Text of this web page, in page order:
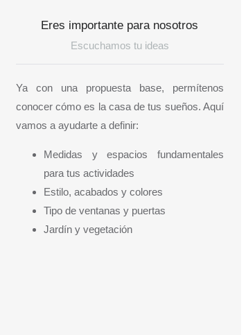
Eres importante para nosotros
Escuchamos tu ideas
Ya con una propuesta base, permítenos
conocer cómo es la casa de tus sueños. Aquí
vamos a ayudarte a definir:
Medidas y espacios fundamentales
para tus actividades
Estilo, acabados y colores
Tipo de ventanas y puertas
Jardín y vegetación